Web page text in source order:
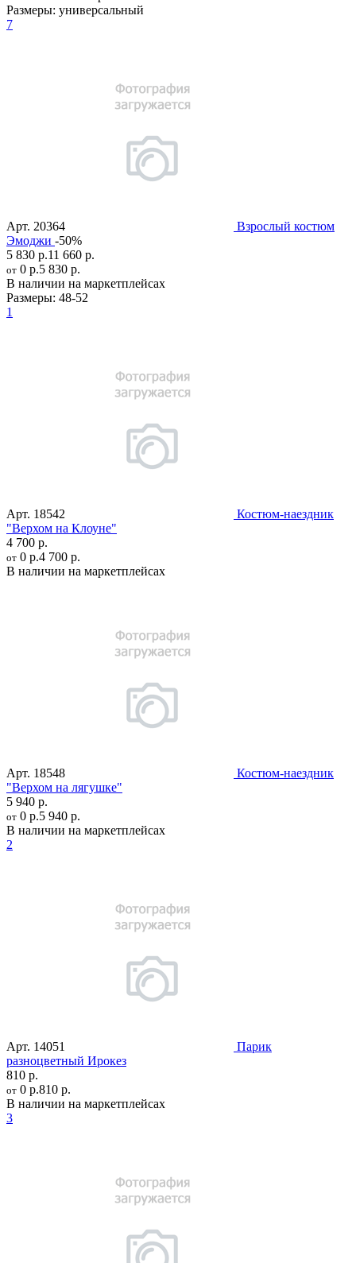
Размеры: универсальный
7
Арт. 20364
Взрослый костюм
Эмоджи -50%
5 830 р.11 660 р.
от 0 р.5 830 р.
В наличии на маркетплейсах
Размеры: 48-52
1
Арт. 18542
Костюм-наездник
"Верхом на Клоуне"
4 700 р.
от 0 р.4 700 р.
В наличии на маркетплейсах
Арт. 18548
Костюм-наездник
"Верхом на лягушке"
5 940 р.
от 0 р.5 940 р.
В наличии на маркетплейсах
2
Арт. 14051
Парик
разноцветный Ирокез
810 р.
от 0 р.810 р.
В наличии на маркетплейсах
3